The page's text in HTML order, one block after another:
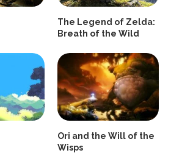
The Legend of Zelda:
Breath of the Wild
Ori and the Will of the
Wisps